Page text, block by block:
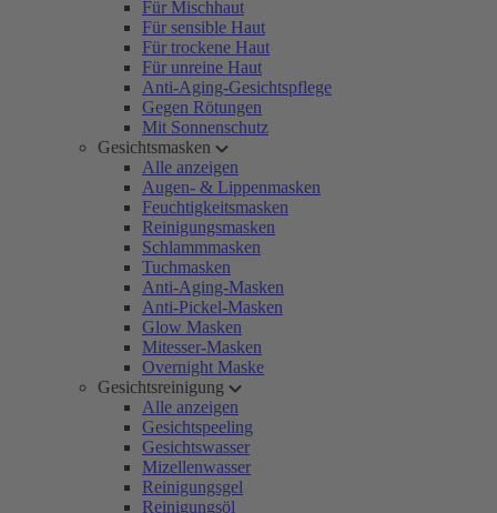
Für Mischhaut
Für sensible Haut
Für trockene Haut
Für unreine Haut
Anti-Aging-Gesichtspflege
Gegen Rötungen
Mit Sonnenschutz
Gesichtsmasken
Alle anzeigen
Augen- & Lippenmasken
Feuchtigkeitsmasken
Reinigungsmasken
Schlammmasken
Tuchmasken
Anti-Aging-Masken
Anti-Pickel-Masken
Glow Masken
Mitesser-Masken
Overnight Maske
Gesichtsreinigung
Alle anzeigen
Gesichtspeeling
Gesichtswasser
Mizellenwasser
Reinigungsgel
Reinigungsöl